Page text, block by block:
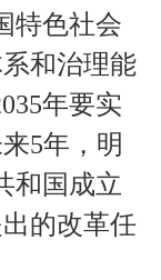
特色社会
和治理能
年要实
5年，明
和国成立
的改革任